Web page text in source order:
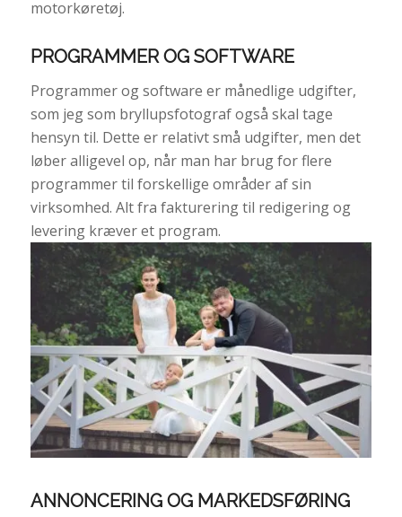
motorkøretøj.
PROGRAMMER OG SOFTWARE
Programmer og software er månedlige udgifter,
som jeg som bryllupsfotograf også skal tage
hensyn til. Dette er relativt små udgifter, men det
løber alligevel op, når man har brug for flere
programmer til forskellige områder af sin
virksomhed. Alt fra fakturering til redigering og
levering kræver et program.
ANNONCERING OG MARKEDSFØRING